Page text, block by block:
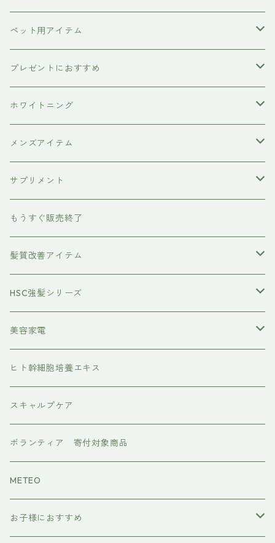
インプライム
クロマID
オールインワンジェル
ボディソープ
洗顔料
炭酸洗顔フォーム
エイジングケア
ペット用アイテム
犬用シャンプー
ペット用ブラシ
サプリメント
プレゼントにおすすめ
男性にプレゼント
女性にプレゼント
ホワイトニング
歯磨き粉
メンズアイテム
ボディケア
除毛クリーム
育毛ケア
養毛剤
フェイスケア
サプリメント
犬用
もうすぐ販売終了
髪質改善アイテム
トステアケア
レブリン酸ケア
水素トリートメント
プレックスケア
CMCケア
HSC強髪シリーズ
アイラッシュ
美容家電
ヘアアイロン
マグネット
ドライヤー
ワンダム
ヒト幹細胞培養エキス
スキャルプケア
ボランティア 寄付対象商品
METEO
お子様におすすめ